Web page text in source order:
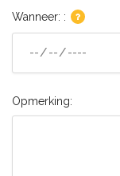
Wanneer: :
Opmerking: